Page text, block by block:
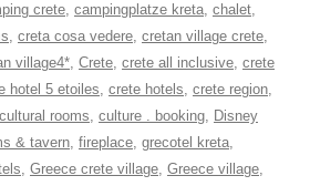
crete, campingplatze kreta, chalet,
, creta cosa vedere, cretan village crete,
village4*, Crete, crete all inclusive, crete
hotel 5 etoiles, crete hotels, crete region,
cultural rooms, culture . booking, Disney
& tavern, fireplace, grecotel kreta,
, Greece crete village, Greece village,